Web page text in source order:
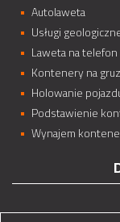
Autolaweta
Usługi
Laweta na telefon
Kontenery na gruz
Holowanie
Podstawienie
Wynajem